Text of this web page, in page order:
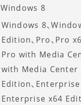
Windows 8
Windows 8、
Edition、Pro、Pro
Pro with Media
with Media Center
Edition、Enterprise
Enterprise x64